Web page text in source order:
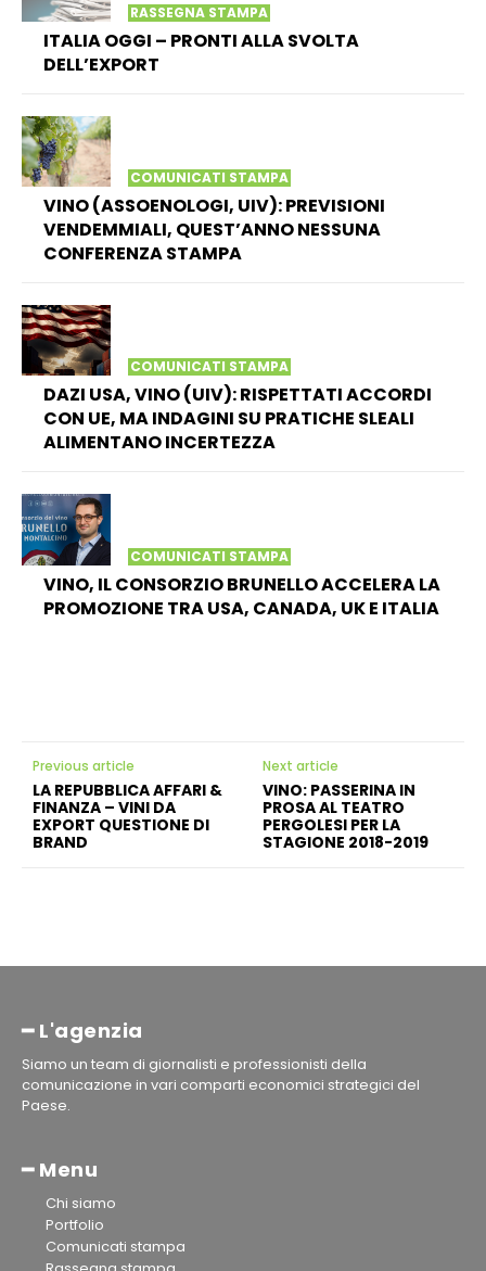
RASSEGNA STAMPA
ITALIA OGGI – PRONTI ALLA SVOLTA
DELL’EXPORT
COMUNICATI STAMPA
VINO (ASSOENOLOGI, UIV): PREVISIONI
VENDEMMIALI, QUEST’ANNO NESSUNA
CONFERENZA STAMPA
COMUNICATI STAMPA
DAZI USA, VINO (UIV): RISPETTATI ACCORDI
CON UE, MA INDAGINI SU PRATICHE SLEALI
ALIMENTANO INCERTEZZA
COMUNICATI STAMPA
VINO, IL CONSORZIO BRUNELLO ACCELERA LA
PROMOZIONE TRA USA, CANADA, UK E ITALIA
Previous article
LA REPUBBLICA AFFARI &
FINANZA – VINI DA
EXPORT QUESTIONE DI
BRAND
Next article
VINO: PASSERINA IN
PROSA AL TEATRO
PERGOLESI PER LA
STAGIONE 2018-2019
━ L'agenzia
Siamo un team di giornalisti e professionisti della
comunicazione in vari comparti economici strategici del
Paese.
━ Menu
Chi siamo
Portfolio
Comunicati stampa